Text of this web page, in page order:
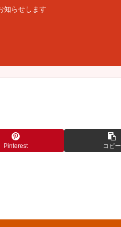
知らせします
Pinterest コピー